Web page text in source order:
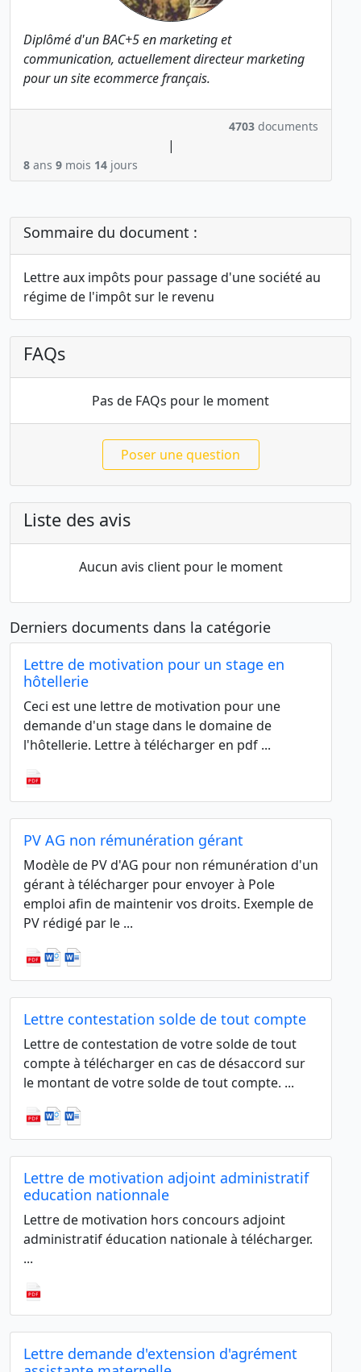
Diplômé d'un BAC+5 en marketing et
communication, actuellement directeur marketing
pour un site ecommerce français.
4703 documents
|
8 ans 9 mois 14 jours
Sommaire du document :
Lettre aux impôts pour passage d'une société au
régime de l'impôt sur le revenu
FAQs
Pas de FAQs pour le moment
Poser une question
Liste des avis
Aucun avis client pour le moment
Derniers documents dans la catégorie
Lettre de motivation pour un stage en
hôtellerie
Ceci est une lettre de motivation pour une
demande d'un stage dans le domaine de
l'hôtellerie. Lettre à télécharger en pdf ...
PV AG non rémunération gérant
Modèle de PV d'AG pour non rémunération d'un
gérant à télécharger pour envoyer à Pole
emploi afin de maintenir vos droits. Exemple de
PV rédigé par le ...
Lettre contestation solde de tout compte
Lettre de contestation de votre solde de tout
compte à télécharger en cas de désaccord sur
le montant de votre solde de tout compte. ...
Lettre de motivation adjoint administratif
education nationnale
Lettre de motivation hors concours adjoint
administratif éducation nationale à télécharger.
...
Lettre demande d'extension d'agrément